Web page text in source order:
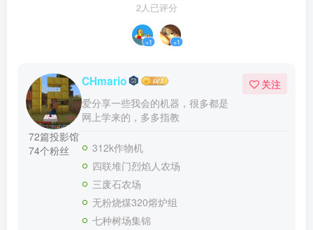
2人已评分
+1 +1
72篇投影馆
74个粉丝
CHmario
爱分享一些我会的机器，很多都是
网上学来的，多多指教
关注
312k作物机
四联堆门烈焰人农场
三废石农场
无粉烧煤320熔炉组
七种树场集锦